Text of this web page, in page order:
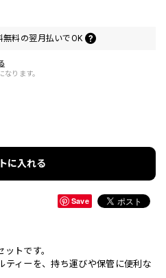
無料の翌月払いでOK
ります。
に入れる
Save
トです。
ティーを、持ち運びや保管に便利な